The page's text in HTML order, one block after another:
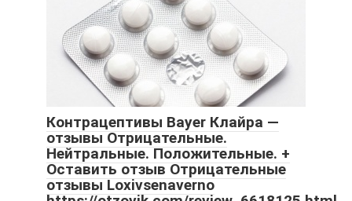
Контрацептивы Bayer Клайра —
отзывы Отрицательные.
Нейтральные. Положительные. +
Оставить отзыв Отрицательные
отзывы Loxivsenaverno